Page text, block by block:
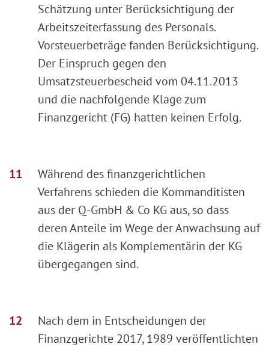
Schätzung unter Berücksichtigung der
Arbeitszeiterfassung des Personals.
Vorsteuerbeträge fanden Berücksichtigung.
Der Einspruch gegen den
Umsatzsteuerbescheid vom 04.11.2013
und die nachfolgende Klage zum
Finanzgericht (FG) hatten keinen Erfolg.
Während des finanzgerichtlichen
Verfahrens schieden die Kommanditisten
aus der Q-GmbH & Co KG aus, so dass
deren Anteile im Wege der Anwachsung auf
die Klägerin als Komplementärin der KG
übergegangen sind.
Nach dem in Entscheidungen der
Finanzgerichte 2017, 1989 veröffentlichten